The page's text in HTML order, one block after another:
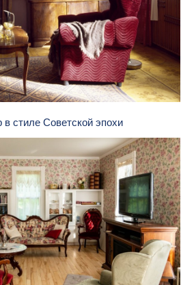
в стиле Советской эпохи